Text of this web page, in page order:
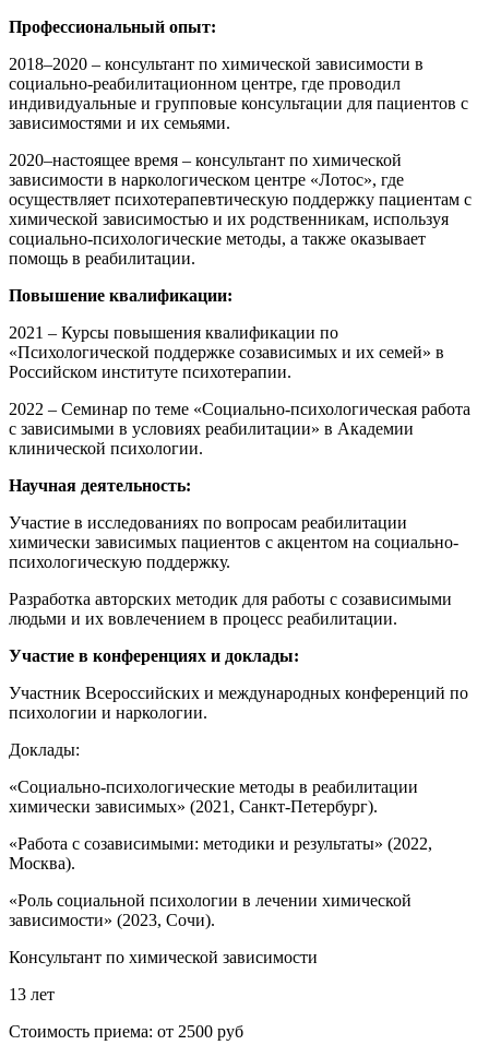
Профессиональный опыт:
2018–2020 – консультант по химической зависимости в
социально-реабилитационном центре, где проводил
индивидуальные и групповые консультации для пациентов с
зависимостями и их семьями.
2020–настоящее время – консультант по химической
зависимости в наркологическом центре «Лотос», где
осуществляет психотерапевтическую поддержку пациентам с
химической зависимостью и их родственникам, используя
социально-психологические методы, а также оказывает
помощь в реабилитации.
Повышение квалификации:
2021 – Курсы повышения квалификации по
«Психологической поддержке созависимых и их семей» в
Российском институте психотерапии.
2022 – Семинар по теме «Социально-психологическая работа
с зависимыми в условиях реабилитации» в Академии
клинической психологии.
Научная деятельность:
Участие в исследованиях по вопросам реабилитации
химически зависимых пациентов с акцентом на социально-
психологическую поддержку.
Разработка авторских методик для работы с созависимыми
людьми и их вовлечением в процесс реабилитации.
Участие в конференциях и доклады:
Участник Всероссийских и международных конференций по
психологии и наркологии.
Доклады:
«Социально-психологические методы в реабилитации
химически зависимых» (2021, Санкт-Петербург).
«Работа с созависимыми: методики и результаты» (2022,
Москва).
«Роль социальной психологии в лечении химической
зависимости» (2023, Сочи).
Консультант по химической зависимости
13 лет
Стоимость приема: от 2500 руб